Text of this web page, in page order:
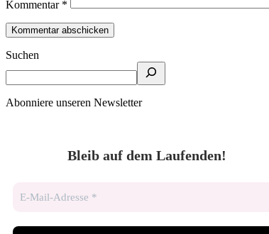
Kommentar *
Suchen
Abonniere unseren Newsletter
Bleib auf dem Laufenden!